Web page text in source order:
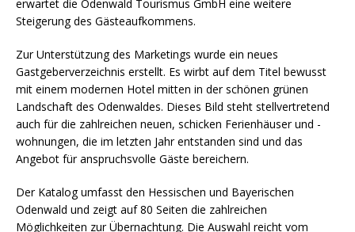
erwartet die Odenwald Tourismus GmbH eine weitere
Steigerung des Gästeaufkommens.
Zur Unterstützung des Marketings wurde ein neues
Gastgeberverzeichnis erstellt. Es wirbt auf dem Titel bewusst
mit einem modernen Hotel mitten in der schönen grünen
Landschaft des Odenwaldes. Dieses Bild steht stellvertretend
auch für die zahlreichen neuen, schicken Ferienhäuser und -
wohnungen, die im letzten Jahr entstanden sind und das
Angebot für anspruchsvolle Gäste bereichern.
Der Katalog umfasst den Hessischen und Bayerischen
Odenwald und zeigt auf 80 Seiten die zahlreichen
Möglichkeiten zur Übernachtung. Die Auswahl reicht vom